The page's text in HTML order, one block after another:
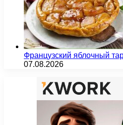
Французский яблочный
07.08.2026